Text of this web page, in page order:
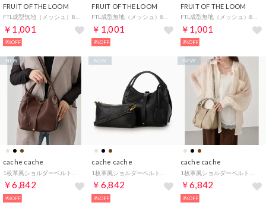
FRUIT OF THE LOOM
￥1,001
9%OFF
FRUIT OF THE LOOM
￥1,001
9%OFF
FRUIT OF THE LOOM
￥1,001
9%OFF
cache cache
￥6,842
NEW
9%OFF
cache cache
￥6,842
NEW
9%OFF
cache cache
￥6,842
NEW
9%OFF